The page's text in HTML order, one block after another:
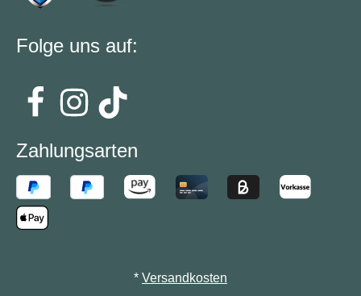
Folge uns auf:
Zahlungsarten
* Versandkosten